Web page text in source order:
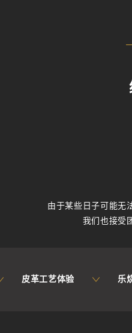
由于某些日子可能无
我们也接受
皮革工艺体验 乐